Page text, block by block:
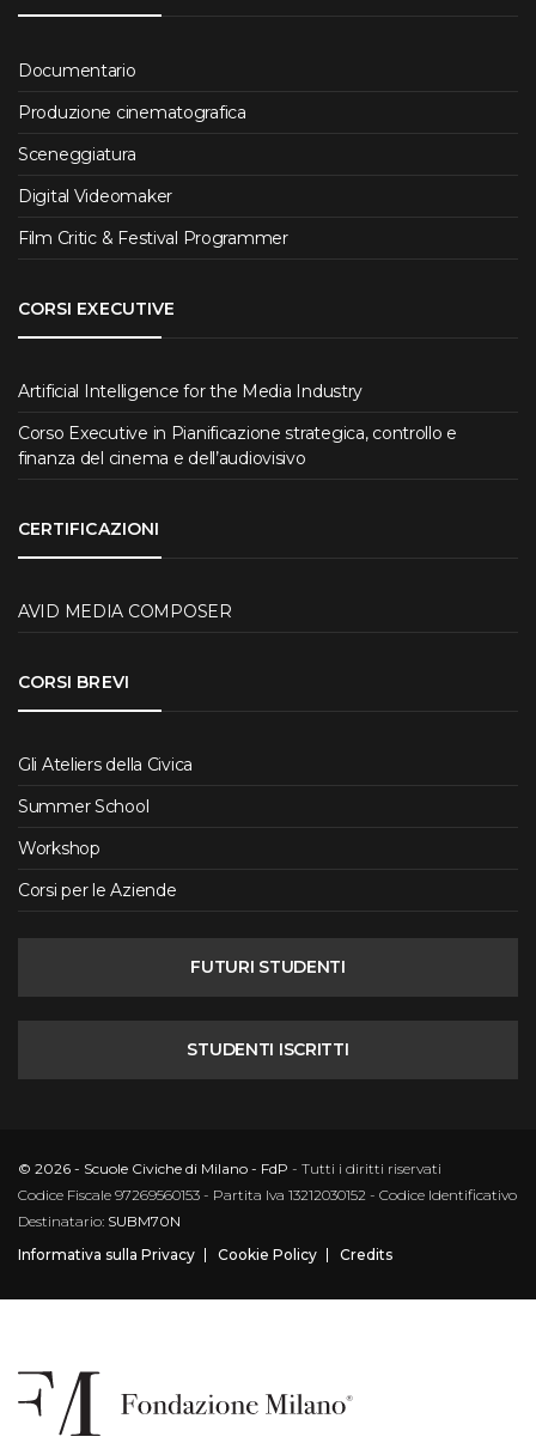
Documentario
Produzione cinematografica
Sceneggiatura
Digital Videomaker
Film Critic & Festival Programmer
CORSI EXECUTIVE
Artificial Intelligence for the Media Industry
Corso Executive in Pianificazione strategica, controllo e
finanza del cinema e dell’audiovisivo
CERTIFICAZIONI
AVID MEDIA COMPOSER
CORSI BREVI
Gli Ateliers della Civica
Summer School
Workshop
Corsi per le Aziende
FUTURI STUDENTI
STUDENTI ISCRITTI
© 2026 - Scuole Civiche di Milano - FdP - Tutti i diritti riservati
Codice Fiscale 97269560153 - Partita Iva 13212030152 - Codice Identificativo
Destinatario: SUBM70N
Informativa sulla Privacy
Cookie Policy Credits